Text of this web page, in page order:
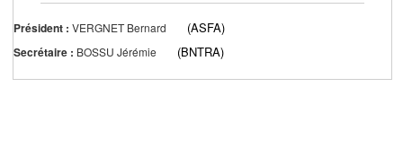
Président : VERGNET Bernard (ASFA)
Secrétaire : BOSSU Jérémie (BNTRA)